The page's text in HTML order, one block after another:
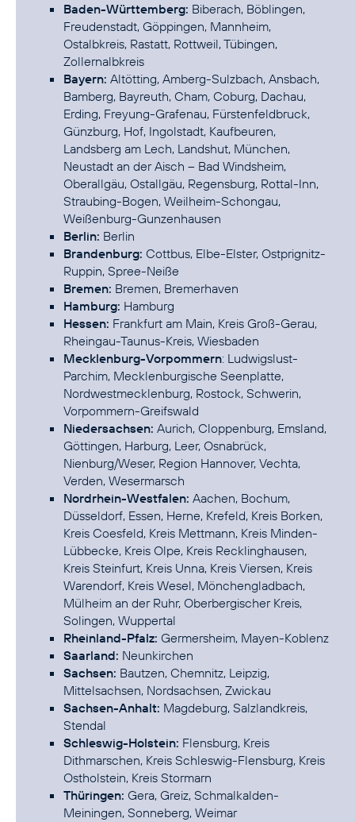
Baden-Württemberg: Biberach, Böblingen,
Freudenstadt, Göppingen, Mannheim,
Ostalbkreis, Rastatt, Rottweil, Tübingen,
Zollernalbkreis
Bayern: Altötting, Amberg-Sulzbach, Ansbach,
Bamberg, Bayreuth, Cham, Coburg, Dachau,
Erding, Freyung-Grafenau, Fürstenfeldbruck,
Günzburg, Hof, Ingolstadt, Kaufbeuren,
Landsberg am Lech, Landshut, München,
Neustadt an der Aisch – Bad Windsheim,
Oberallgäu, Ostallgäu, Regensburg, Rottal-Inn,
Straubing-Bogen, Weilheim-Schongau,
Weißenburg-Gunzenhausen
Berlin: Berlin
Brandenburg: Cottbus, Elbe-Elster, Ostprignitz-
Ruppin, Spree-Neiße
Bremen: Bremen, Bremerhaven
Hamburg: Hamburg
Hessen: Frankfurt am Main, Kreis Groß-Gerau,
Rheingau-Taunus-Kreis, Wiesbaden
Mecklenburg-Vorpommern: Ludwigslust-
Parchim, Mecklenburgische Seenplatte,
Nordwestmecklenburg, Rostock, Schwerin,
Vorpommern-Greifswald
Niedersachsen: Aurich, Cloppenburg, Emsland,
Göttingen, Harburg, Leer, Osnabrück,
Nienburg/Weser, Region Hannover, Vechta,
Verden, Wesermarsch
Nordrhein-Westfalen: Aachen, Bochum,
Düsseldorf, Essen, Herne, Krefeld, Kreis Borken,
Kreis Coesfeld, Kreis Mettmann, Kreis Minden-
Lübbecke, Kreis Olpe, Kreis Recklinghausen,
Kreis Steinfurt, Kreis Unna, Kreis Viersen, Kreis
Warendorf, Kreis Wesel, Mönchengladbach,
Mülheim an der Ruhr, Oberbergischer Kreis,
Solingen, Wuppertal
Rheinland-Pfalz: Germersheim, Mayen-Koblenz
Saarland: Neunkirchen
Sachsen: Bautzen, Chemnitz, Leipzig,
Mittelsachsen, Nordsachsen, Zwickau
Sachsen-Anhalt: Magdeburg, Salzlandkreis,
Stendal
Schleswig-Holstein: Flensburg, Kreis
Dithmarschen, Kreis Schleswig-Flensburg, Kreis
Ostholstein, Kreis Stormarn
Thüringen: Gera, Greiz, Schmalkalden-
Meiningen, Sonneberg, Weimar